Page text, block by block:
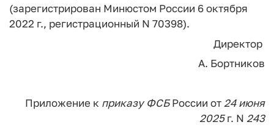
(зарегистрирован Минюстом России 6 октября
2022 г., регистрационный N 70398).
Директор
А. Бортников
Приложение к приказу ФСБРоссии от 24 июня
2025г. N 243